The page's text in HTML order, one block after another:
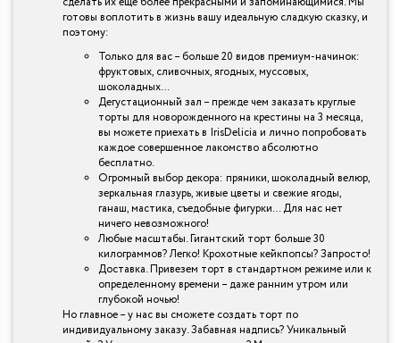
готовы воплотить в жизнь вашу идеальную сладкую сказку, и
поэтому:
Только для вас – больше 20 видов премиум-начинок:
фруктовых, сливочных, ягодных, муссовых,
шоколадных…
Дегустационный зал – прежде чем заказать круглые
торты для новорожденного на крестины на 3 месяца,
вы можете приехать в IrisDelicia и лично попробовать
каждое совершенное лакомство абсолютно
бесплатно.
Огромный выбор декора: пряники, шоколадный велюр,
зеркальная глазурь, живые цветы и свежие ягоды,
ганаш, мастика, съедобные фигурки… Для нас нет
ничего невозможного!
Любые масштабы. Гигантский торт больше 30
килограммов? Легко! Крохотные кейкпопсы? Запросто!
Доставка. Привезем торт в стандартном режиме или к
определенному времени – даже ранним утром или
глубокой ночью!
Но главное – у нас вы сможете создать торт по
индивидуальному заказу. Забавная надпись? Уникальный